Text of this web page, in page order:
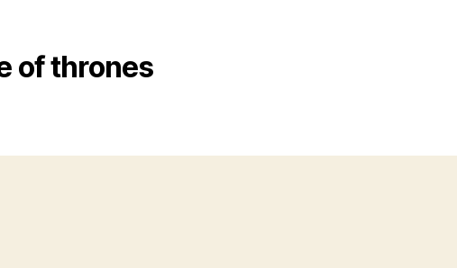
of thrones